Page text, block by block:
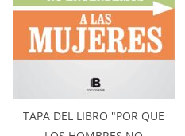
TAPA DEL LIBRO "POR QUE